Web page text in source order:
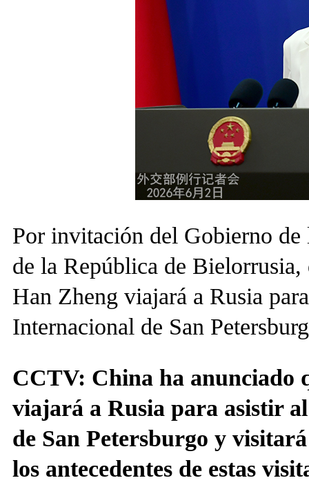
Por invitación del Gobierno
de la República de
Han Zheng viajará a Rusia
Internacional de San
CCTV: China ha anunciado
viajará a Rusia para asistir
de San Petersburgo y
los antecedentes de estas